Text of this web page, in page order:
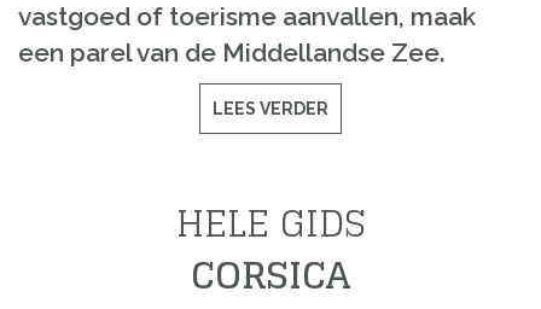
vastgoed of toerisme aanvallen, maak
een parelvan de Middellandse Zee.
LEES VERDER
HELE GIDS
CORSICA